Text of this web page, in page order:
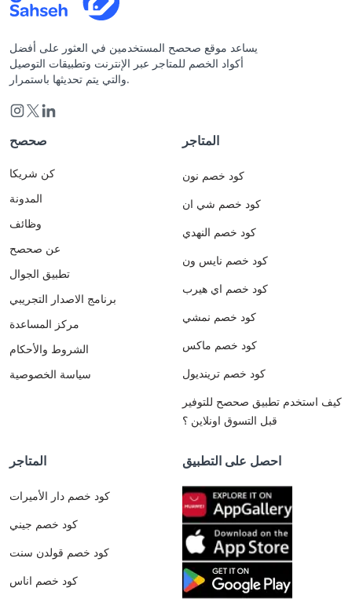
يساعد موقع صحصح المستخدمين في العثور على أفضل
أكواد الخصم للمتاجر عبر الإنترنت وتطبيقات التوصيل
والتي يتم تحديثها باستمرار.
صحصح
كن شريكا
المدونة
وظائف
عن صحصح
تطبيق الجوال
برنامج الاصدار التجريبي
مركز المساعدة
الشروط والأحكام
سياسة الخصوصية
المتاجر
كود خصم نون
كود خصم شي ان
كود خصم النهدي
كود خصم نايس ون
كود خصم اي هيرب
كود خصم نمشي
كود خصم ماكس
كود خصم ترينديول
كيف استخدم تطبيق صحصح للتوفير
قبل التسوق اونلاين ؟
المتاجر
كود خصم دار الأميرات
كود خصم جيني
كود خصم قولدن سنت
كود خصم اناس
احصل على التطبيق